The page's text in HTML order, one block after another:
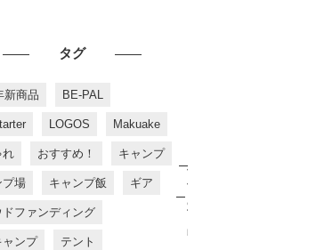
タグ
新商品 BE-PAL
LOGOS Makuake
れ おすすめ！ キャンプ
プ場 キャンプ飯 ギア
ドファンディング
ャンプ テント
す
す
め
商
品